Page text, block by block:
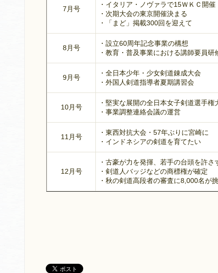
7月号
・イタリア・ノヴァラで15ＷＫＣ開
・次期大会の東京開催決まる
・「まど」掲載300回を迎えて
8月号
・設立60周年記念事業の構想
・教育・普及事業における講師要員研
9月号
・全日本少年・少女剣道錬成大会
・外国人剣道指導者夏期講習会
10月号
・堅実な展開の全日本女子剣道選手権
・事業調整連絡会議の運営
11月号
・東西対抗大会・57年ぶりに宮崎に
・インドネシアの剣道を育てたい
12月号
・古豪が力を発揮、若手の台頭を許
・剣道人バッジなどの商標権が確定
・秋の剣道高段者の審査に8,000名が